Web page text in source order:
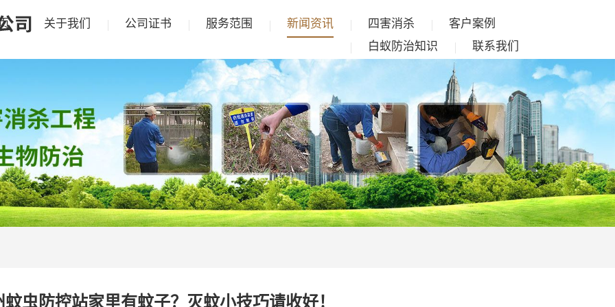
关于我们 公司证书 服务范围 新闻资讯 四害消杀
客户案例
白蚁防治知识
联系我们
蚊虫防控站家里有蚊子？灭蚊小技巧请收好！